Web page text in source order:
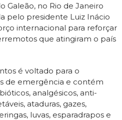
Galeão, no Rio de Janeiro
pelo presidente Luiz Inácio
internacional para reforçar
que atingiram o país
é voltado para o
de emergência e contém
analgésicos, anti-
ataduras, gazes,
luvas, esparadrapos e